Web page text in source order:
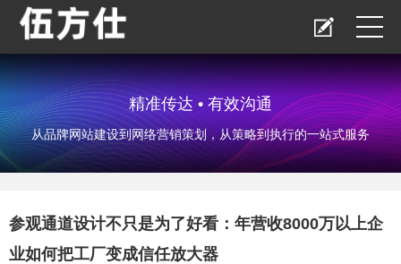
精准传达 • 有效沟通
从品牌网站建设到网络营销策划，从策略到执行的一站式服务
参观通道设计不只是为了好看：年营收8000万以上企
业如何把工厂变成信任放大器